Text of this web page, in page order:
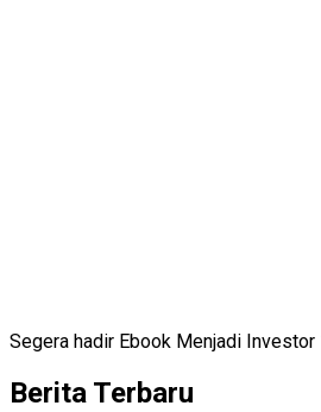
Segera hadir Ebook Menjadi Investor
Berita Terbaru